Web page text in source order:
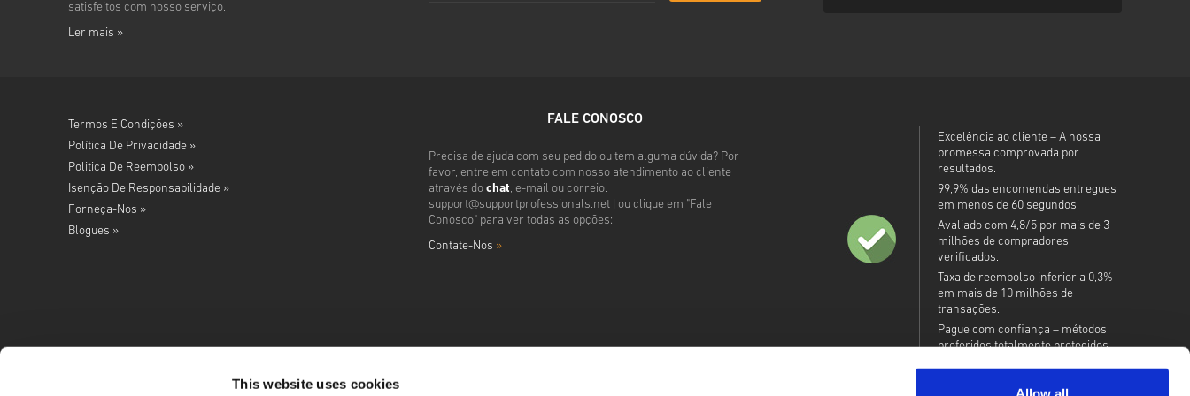
This website uses cookies
satisfeitos com nosso serviço.
Ler mais »
Termos E Condições »
Política De Privacidade »
Politica De Reembolso »
Isenção De Responsabilidade »
Forneça-Nos »
Blogues »
FALE CONOSCO
Precisa de ajuda com seu pedido ou tem alguma dúvida? Por
favor, entre em contato com nosso atendimento ao cliente
através do chat, e-mail ou correio.
support@supportprofessionals.net| ou clique em "Fale
Conosco" para ver todas as opções:
Contate-Nos »
Excelência ao cliente – A nossa
promessa comprovada por
resultados.
99,9% das encomendas entregues
em menos de 60 segundos.
Avaliado com 4,8/5 por mais de 3
milhões de compradores
verificados.
Taxa de reembolso inferior a 0,3%
em mais de 10 milhões de
transações.
Pague com confiança – métodos
preferidos totalmente protegidos.